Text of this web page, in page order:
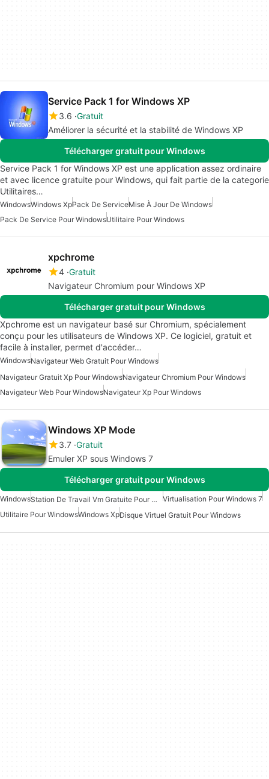
Service Pack 1 for Windows XP
3.6 Gratuit
Améliorer la sécurité et la stabilité de Windows XP
Télécharger gratuit pour Windows
Service Pack 1 for Windows XP est une application assez ordinaire
et avec licence gratuite pour Windows, qui fait partie de la categorie
Utilitaires…
WindowsWindows XpPack De ServiceMise À Jour De Windows
Pack De Service Pour WindowsUtilitaire Pour Windows
xpchrome
4 Gratuit
Navigateur Chromium pour Windows XP
Télécharger gratuit pour Windows
Xpchrome est un navigateur basé sur Chromium, spécialement
conçu pour les utilisateurs de Windows XP. Ce logiciel, gratuit et
facile à installer, permet d'accéder…
WindowsNavigateur Web Gratuit Pour Windows
Navigateur Gratuit Xp Pour WindowsNavigateur Chromium Pour Windows
Navigateur Web Pour WindowsNavigateur Xp Pour Windows
Windows XP Mode
3.7 Gratuit
Emuler XP sous Windows 7
Télécharger gratuit pour Windows
Windows Station De Travail Vm Gratuite Pour Windows
Virtualisation Pour Windows 7
Utilitaire Pour WindowsWindows XpDisque Virtuel Gratuit Pour Windows